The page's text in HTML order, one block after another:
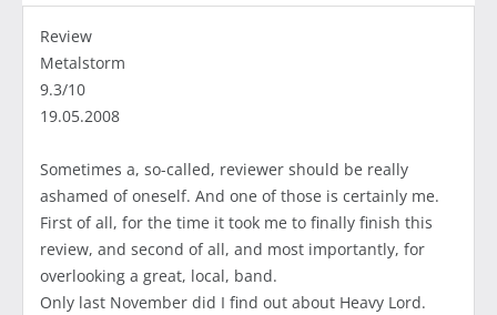
Review
Metalstorm
9.3/10
19.05.2008
Sometimes a, so-called, reviewer should be really
ashamed of oneself. And one of those is certainly me.
First of all, for the time it took me to finally finish this
review, and second of all, and most importantly, for
overlooking a great, local, band.
Only last November did I find out about Heavy Lord.